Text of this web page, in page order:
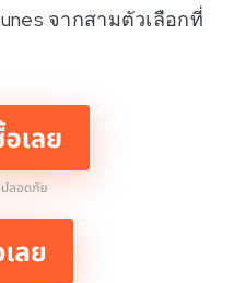
จากสามตัวเลือกที่